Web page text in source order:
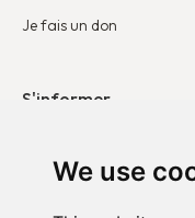
We use
Je fais un don
S'informer
Contacter